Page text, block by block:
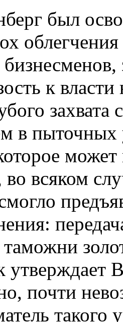
был
к
в пыточных
во всяком
утверждает
почти
такого